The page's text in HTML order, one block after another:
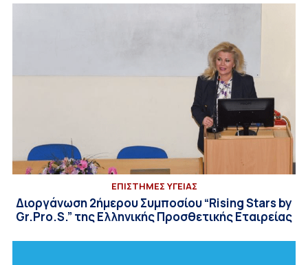
ΕΠΙΣΤΗΜΕΣ ΥΓΕΙΑΣ
Διοργάνωση 2ήμερου Συμποσίου “Rising Stars by
Gr.Pro.S.” της Ελληνικής Προσθετικής Εταιρείας